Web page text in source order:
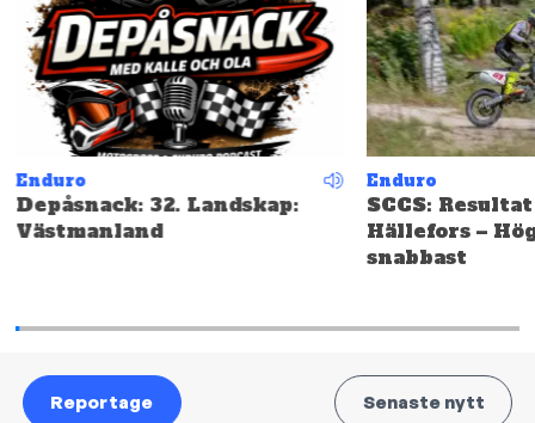
Enduro
Depåsnack: 32. Landskap:
Västmanland
Enduro
SCCS:
Hällefors –
snabbast
Reportage Senaste nytt